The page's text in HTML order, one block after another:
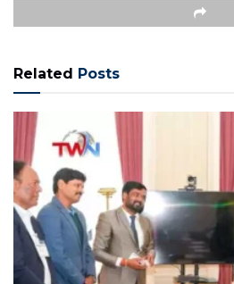
Related Posts